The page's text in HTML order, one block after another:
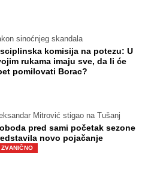
sinoćnjeg skandala
komisija na potezu: U
rukama imaju sve, da li će
pomilovati Borac?
Mitrović stigao na Tušanj
pred sami početak sezone
novo pojačanje
ZVANIČNO